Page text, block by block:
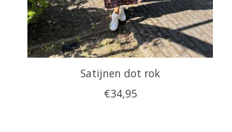
Satijnen dot rok
€34,95